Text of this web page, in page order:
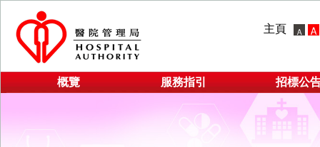
主頁
概覽 服務指引 招標公